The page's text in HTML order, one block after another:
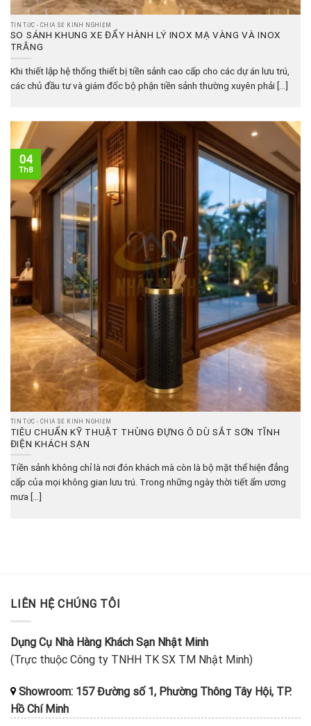
TIN TỨC - CHIA SẺ KINH NGHIỆM
SO SÁNH KHUNG XE ĐẨY HÀNH LÝ INOX MẠ VÀNG VÀ INOX
TRẮNG
Khi thiết lập hệ thống thiết bị tiền sảnh cao cấp cho các dự án lưu trú,
các chủ đầu tư và giám đốc bộ phận tiền sảnh thường xuyên phải [...]
TIN TỨC - CHIA SẺ KINH NGHIỆM
TIÊU CHUẨN KỸ THUẬT THÙNG ĐỰNG Ô DÙ SẮT SƠN TĨNH
ĐIỆN KHÁCH SẠN
Tiền sảnh không chỉ là nơi đón khách mà còn là bộ mặt thể hiện đẳng
cấp của mọi không gian lưu trú. Trong những ngày thời tiết ẩm ương
mưa [...]
04
Th8
LIÊN HỆ CHÚNG TÔI
Dụng Cụ Nhà Hàng Khách Sạn Nhật Minh
(Trực thuộc Công ty TNHH TK SX TM Nhật Minh)
Showroom: 157 Đường số 1, Phường Thông Tây Hội, TP.
Hồ Chí Minh